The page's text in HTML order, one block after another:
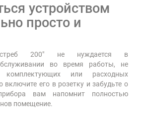
устройством
просто и
200" не нуждается в
во время работы, не
комплектующих или расходных
включите его в розетку и забудьте о
вам напомнит полностью
помещение.